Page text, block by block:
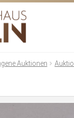
Auktionen